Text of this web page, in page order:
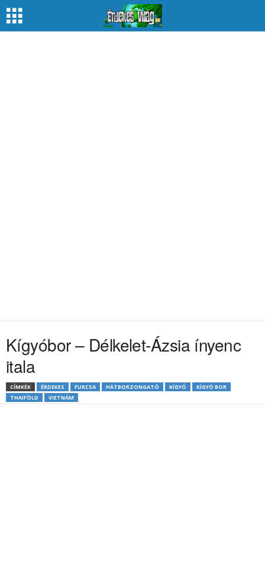
Kígyóbor – Délkelet-Ázsia ínyenc
itala
CÍMKÉK ÉRDEKES FURCSA HÁTBORZONGATÓ KÍGYÓ
KÍGYÓ BOR
THAIFÖLD
VIETNÁM